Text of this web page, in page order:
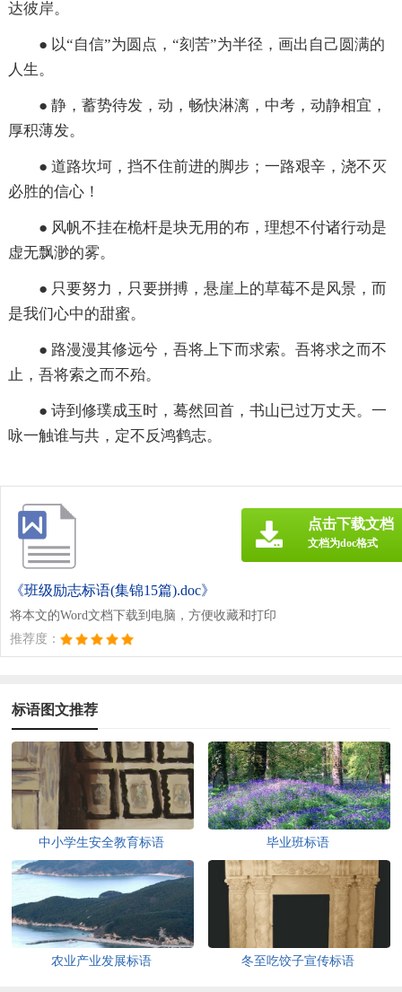
达彼岸。
● 以“自信”为圆点，“刻苦”为半径，画出自己圆满的
人生。
● 静，蓄势待发，动，畅快淋漓，中考，动静相宜，
厚积薄发。
● 道路坎坷，挡不住前进的脚步；一路艰辛，浇不灭
必胜的信心！
● 风帆不挂在桅杆是块无用的布，理想不付诸行动是
虚无飘渺的雾。
● 只要努力，只要拼搏，悬崖上的草莓不是风景，而
是我们心中的甜蜜。
● 路漫漫其修远兮，吾将上下而求索。吾将求之而不
止，吾将索之而不殆。
● 诗到修璞成玉时，蓦然回首，书山已过万丈天。一
咏一触谁与共，定不反鸿鹤志。
《班级励志标语(集锦15篇).doc》
将本文的Word文档下载到电脑，方便收藏和打印
推荐度：
点击下载文档
文档为doc格式
标语图文推荐
中小学生安全教育标语 毕业班标语
农业产业发展标语 冬至吃饺子宣传标语